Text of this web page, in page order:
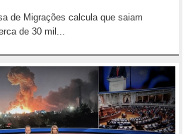
de Migrações calcula que saiam
de 30 mil...